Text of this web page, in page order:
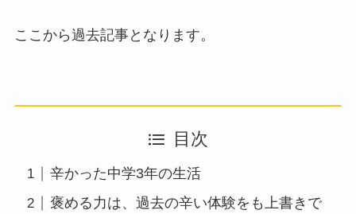
ここから過去記事となります。
目次
辛かった中学3年の生活
褒める力は、過去の辛い体験をも上書きで